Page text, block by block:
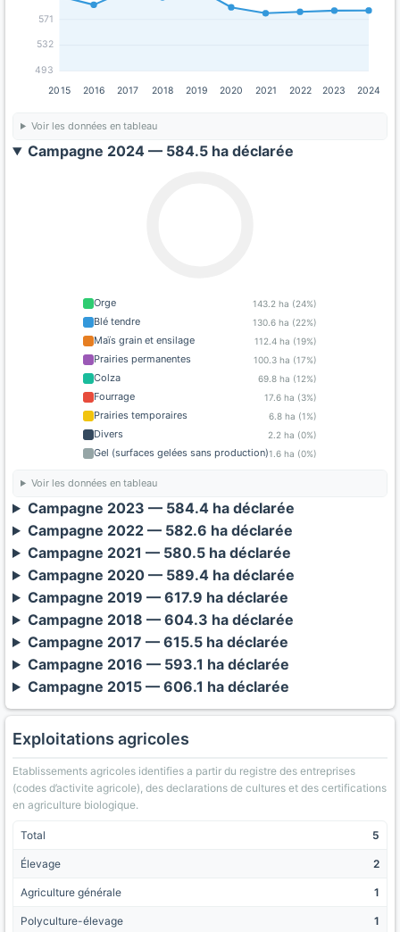
493
532
571
2015 2016 2017 2018 2019 2020 2021 2022 2023 2024
Voir les données en tableau
Campagne 2024 — 584.5 ha déclarée
Orge 143.2 ha (24%)
Blé tendre 130.6 ha (22%)
Maïs grain et ensilage 112.4 ha (19%)
Prairies permanentes 100.3 ha (17%)
Colza 69.8 ha (12%)
Fourrage 17.6 ha (3%)
Prairies temporaires 6.8 ha (1%)
Divers 2.2 ha (0%)
Gel (surfaces gelées sans production)1.6 ha (0%)
Voir les données en tableau
Campagne 2023 — 584.4 ha déclarée
Campagne 2022 — 582.6 ha déclarée
Campagne 2021 — 580.5 ha déclarée
Campagne 2020 — 589.4 ha déclarée
Campagne 2019 — 617.9 ha déclarée
Campagne 2018 — 604.3 ha déclarée
Campagne 2017 — 615.5 ha déclarée
Campagne 2016 — 593.1 ha déclarée
Campagne 2015 — 606.1 ha déclarée
Exploitations agricoles
Etablissements agricoles identifies a partir du registre des entreprises
(codes d’activite agricole), des declarations de cultures et des certifications
en agriculture biologique.
Total 5
Élevage 2
Agriculture générale 1
Polyculture-élevage 1